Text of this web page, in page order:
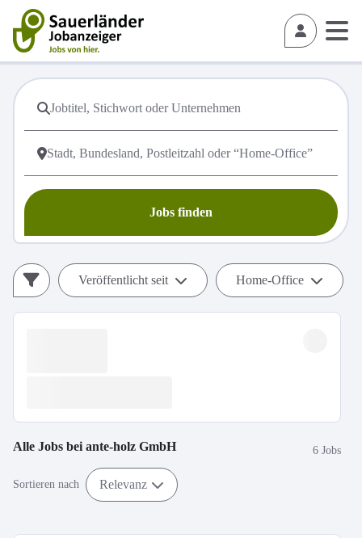
Jobs finden
Veröffentlicht seit Home-Office
Alle Jobs bei ante-holz GmbH 6 Jobs
Sortieren nach Relevanz